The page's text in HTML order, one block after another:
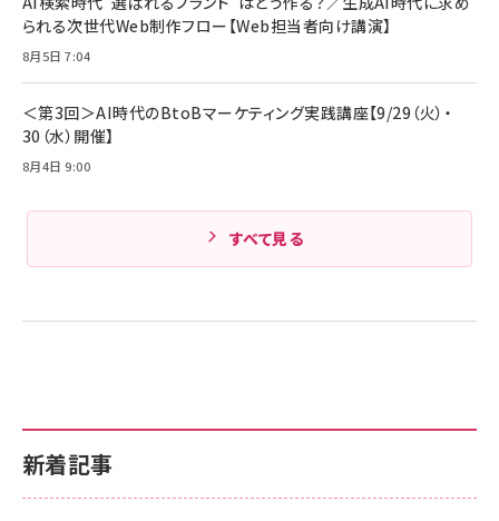
新着記事
られる次世代Web制作フロー【Web担当者向け講演】
8月5日 7:04
＜第3回＞AI時代のBtoBマーケティング実践講座【9/29（火）・
30（水）開催】
8月4日 9:00
すべて見る